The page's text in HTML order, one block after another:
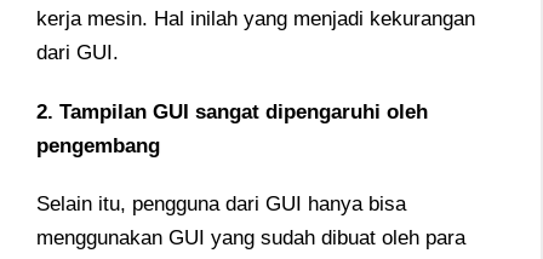
kerja mesin. Hal inilah yang menjadi kekurangan
dari GUI.
2. Tampilan GUI sangat dipengaruhi oleh
pengembang
Selain itu, pengguna dari GUI hanya bisa
menggunakan GUI yang sudah dibuat oleh para